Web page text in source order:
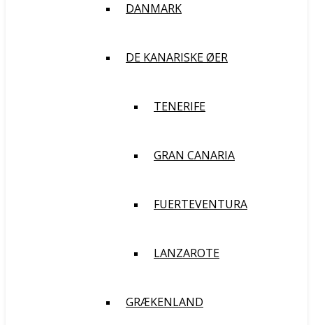
DANMARK
DE KANARISKE ØER
TENERIFE
GRAN CANARIA
FUERTEVENTURA
LANZAROTE
GRÆKENLAND